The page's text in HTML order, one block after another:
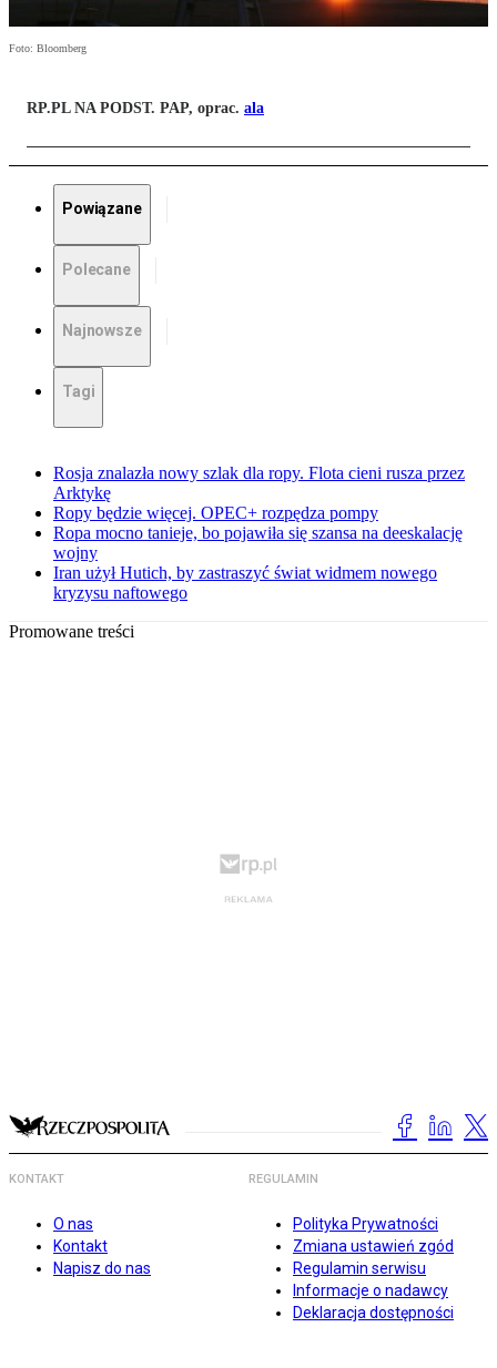
Foto: Bloomberg
RP.PL NA PODST. PAP, oprac. ala
Powiązane
Polecane
Najnowsze
Tagi
Rosja znalazła nowy szlak dla ropy. Flota cieni rusza przez
Arktykę
Ropy będzie więcej. OPEC+ rozpędza pompy
Ropa mocno tanieje, bo pojawiła się szansa na deeskalację
wojny
Iran użył Hutich, by zastraszyć świat widmem nowego
kryzysu naftowego
Promowane treści
KONTAKT
O nas
Kontakt
Napisz do nas
REGULAMIN
Polityka Prywatności
Zmiana ustawień zgód
Regulamin serwisu
Informacje o nadawcy
Deklaracja dostępności